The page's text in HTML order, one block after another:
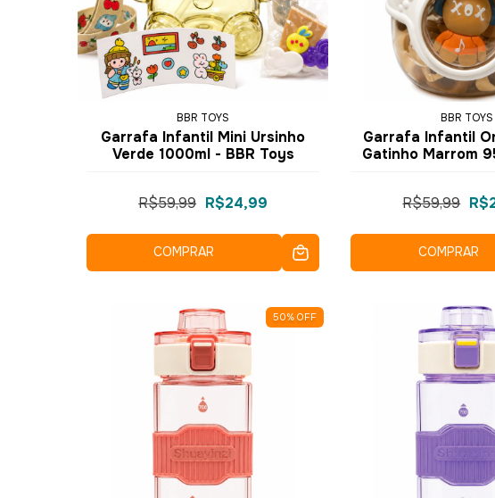
BBR TOYS
Garrafa Infantil Mini Ursinho
Verde 1000ml - BBR Toys
R$59,99 R$24,99
COMPRAR
BBR TOYS
Garrafa Infantil
Gatinho Marrom
R$59,99
COMPRAR
50%OFF